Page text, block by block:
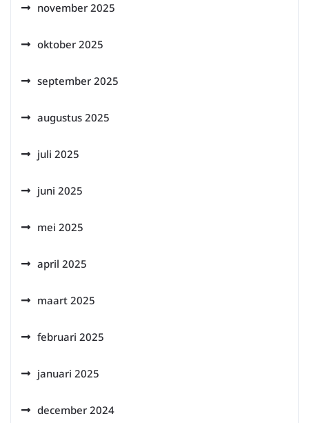
november 2025
oktober 2025
september 2025
augustus 2025
juli 2025
juni 2025
mei 2025
april 2025
maart 2025
februari 2025
januari 2025
december 2024